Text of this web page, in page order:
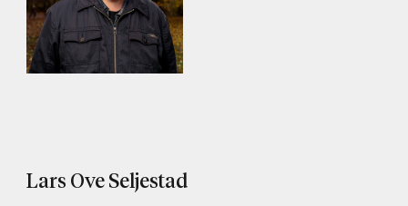
Lars Ove Seljestad